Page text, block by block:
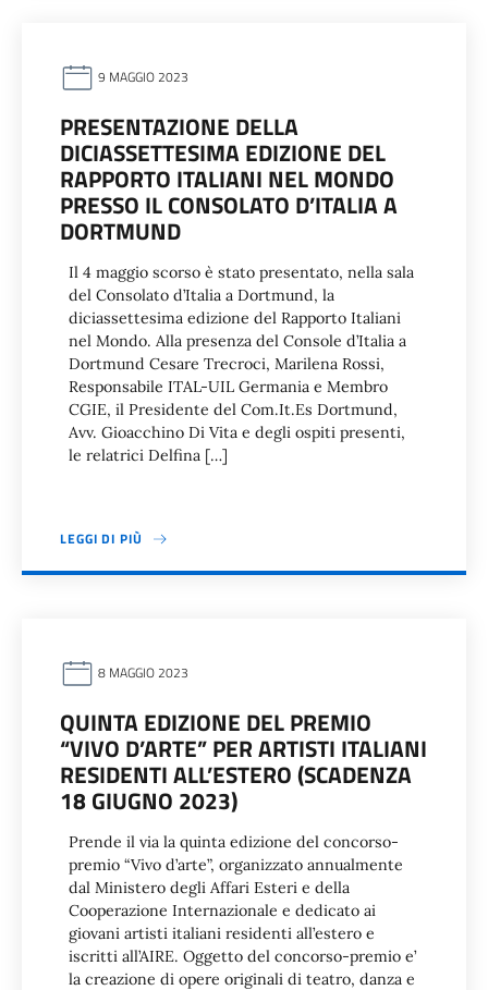
9 MAGGIO 2023
PRESENTAZIONE DELLA
DICIASSETTESIMA EDIZIONE DEL
RAPPORTO ITALIANI NEL MONDO
PRESSO IL CONSOLATO D’ITALIA A
DORTMUND
Il 4 maggio scorso è stato presentato, nella sala
del Consolato d’Italia a Dortmund, la
diciassettesima edizione del Rapporto Italiani
nel Mondo. Alla presenza del Console d’Italia a
Dortmund Cesare Trecroci, Marilena Rossi,
Responsabile ITAL-UIL Germania e Membro
CGIE, il Presidente del Com.It.Es Dortmund,
Avv. Gioacchino Di Vita e degli ospiti presenti,
le relatrici Delfina […]
LEGGI DI PIÙ
8 MAGGIO 2023
QUINTA EDIZIONE DEL PREMIO
“VIVO D’ARTE” PER ARTISTI ITALIANI
RESIDENTI ALL’ESTERO (SCADENZA
18 GIUGNO 2023)
Prende il via la quinta edizione del concorso-
premio “Vivo d’arte”, organizzato annualmente
dal Ministero degli Affari Esteri e della
Cooperazione Internazionale e dedicato ai
giovani artisti italiani residenti all’estero e
iscritti all’AIRE. Oggetto del concorso-premio e’
la creazione di opere originali di teatro, danza e